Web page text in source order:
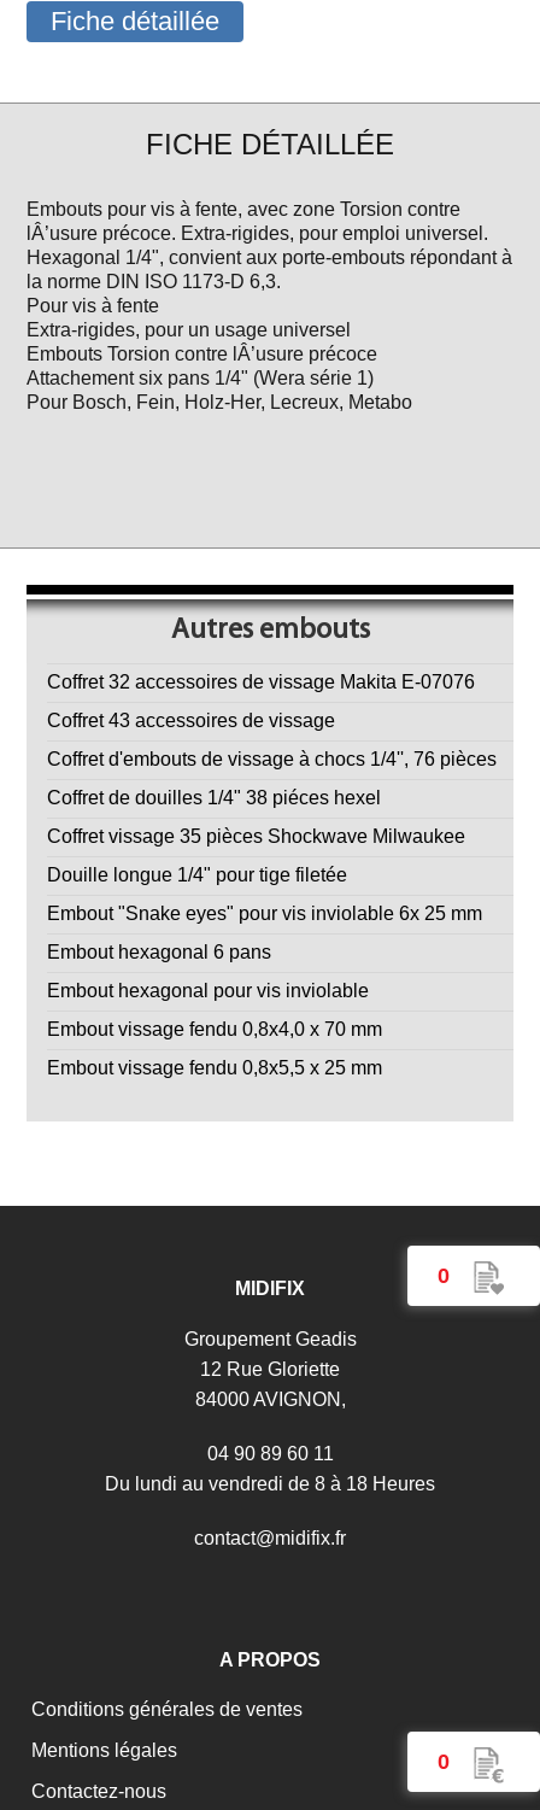
0
0
Fiche détaillée
FICHE DÉTAILLÉE
Embouts pour vis à fente, avec zone Torsion contre
lÂ’usure précoce. Extra-rigides, pour emploi universel.
Hexagonal 1/4", convient aux porte-embouts répondant à
la norme DIN ISO 1173-D 6,3.
Pour vis à fente
Extra-rigides, pour un usage universel
Embouts Torsion contre lÂ’usure précoce
Attachement six pans 1/4" (Wera série 1)
Pour Bosch, Fein, Holz-Her, Lecreux, Metabo
Autres embouts
Coffret 32 accessoires de vissage Makita E-07076
Coffret 43 accessoires de vissage
Coffret d'embouts de vissage à chocs 1/4'', 76 pièces
Coffret de douilles 1/4" 38 piéces hexel
Coffret vissage 35 pièces Shockwave Milwaukee
Douille longue 1/4" pour tige filetée
Embout "Snake eyes" pour vis inviolable 6x 25 mm
Embout hexagonal 6 pans
Embout hexagonal pour vis inviolable
Embout vissage fendu 0,8x4,0 x 70 mm
Embout vissage fendu 0,8x5,5 x 25 mm
MIDIFIX
Groupement Geadis
12 Rue Gloriette
84000 AVIGNON,
04 90 89 60 11
Du lundi au vendredi de 8 à 18 Heures
contact@midifix.fr
A PROPOS
Conditions générales de ventes
Mentions légales
Contactez-nous